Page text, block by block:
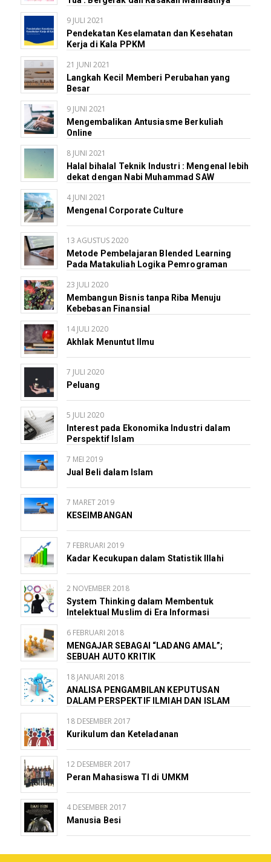
9 JULI 2021
Pendekatan Keselamatan dan Kesehatan
Kerja di Kala PPKM
21 JUNI 2021
Langkah Kecil Memberi Perubahan yang
Besar
9 JUNI 2021
Mengembalikan Antusiasme Berkuliah
Online
8 JUNI 2021
Halal bihalal Teknik Industri : Mengenal lebih
dekat dengan Nabi Muhammad SAW
4 JUNI 2021
Mengenal Corporate Culture
13 AGUSTUS 2020
Metode Pembelajaran Blended Learning
Pada Matakuliah Logika Pemrograman
23 JULI 2020
Membangun Bisnis tanpa Riba Menuju
Kebebasan Finansial
14 JULI 2020
Akhlak Menuntut Ilmu
7 JULI 2020
Peluang
5 JULI 2020
Interest pada Ekonomika Industri dalam
Perspektif Islam
7 MEI 2019
Jual Beli dalam Islam
7 MARET 2019
KESEIMBANGAN
7 FEBRUARI 2019
Kadar Kecukupan dalam Statistik Illahi
2 NOVEMBER 2018
System Thinking dalam Membentuk
Intelektual Muslim di Era Informasi
6 FEBRUARI 2018
MENGAJAR SEBAGAI “LADANG AMAL”;
SEBUAH AUTO KRITIK
18 JANUARI 2018
ANALISA PENGAMBILAN KEPUTUSAN
DALAM PERSPEKTIF ILMIAH DAN ISLAM
18 DESEMBER 2017
Kurikulum dan Keteladanan
12 DESEMBER 2017
Peran Mahasiswa TI di UMKM
4 DESEMBER 2017
Manusia Besi